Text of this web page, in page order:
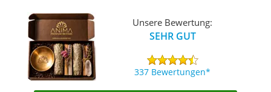
Unsere Bewertung:
SEHR GUT
337 Bewertungen